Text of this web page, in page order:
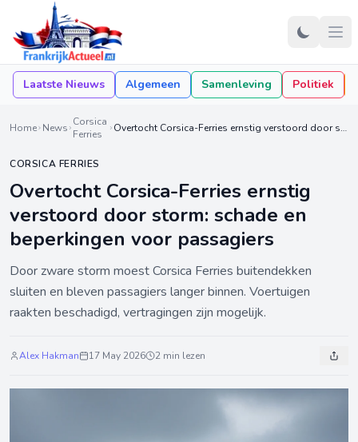
Laatste Nieuws Algemeen Samenleving Politiek
Home News Corsica
Ferries
Overtocht Corsica-Ferries ernstig verstoord door storm: schade en beperkingen voor passagiers
CORSICA FERRIES
Overtocht Corsica-Ferries ernstig
verstoord door storm: schade en
beperkingen voor passagiers
Door zware storm moest Corsica Ferries buitendekken
sluiten en bleven passagiers langer binnen. Voertuigen
raakten beschadigd, vertragingen zijn mogelijk.
Alex Hakman 17 May 2026 2 min lezen